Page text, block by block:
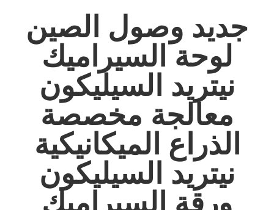
جديد وصول الصين
لوحة السيراميك
نيتريد السيليكون
معالجة مخصصة
الذراع الميكانيكية
نيتريد السيليكون
ورقة السيراميك